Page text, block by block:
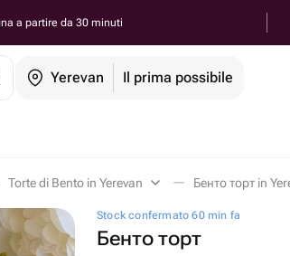
a partire da 30 minuti
Yerevan Il prima possibile
Torte di Bento in Yerevan Бенто торт in
Stock confermato 60 min fa
Бенто торт